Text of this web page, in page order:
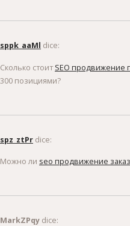
sppk_aaMl dice:
Сколько стоит SEO продвижение
300 позициями?
spz_ztPr dice:
Можно ли seo продвижение
MarkZPqy dice: